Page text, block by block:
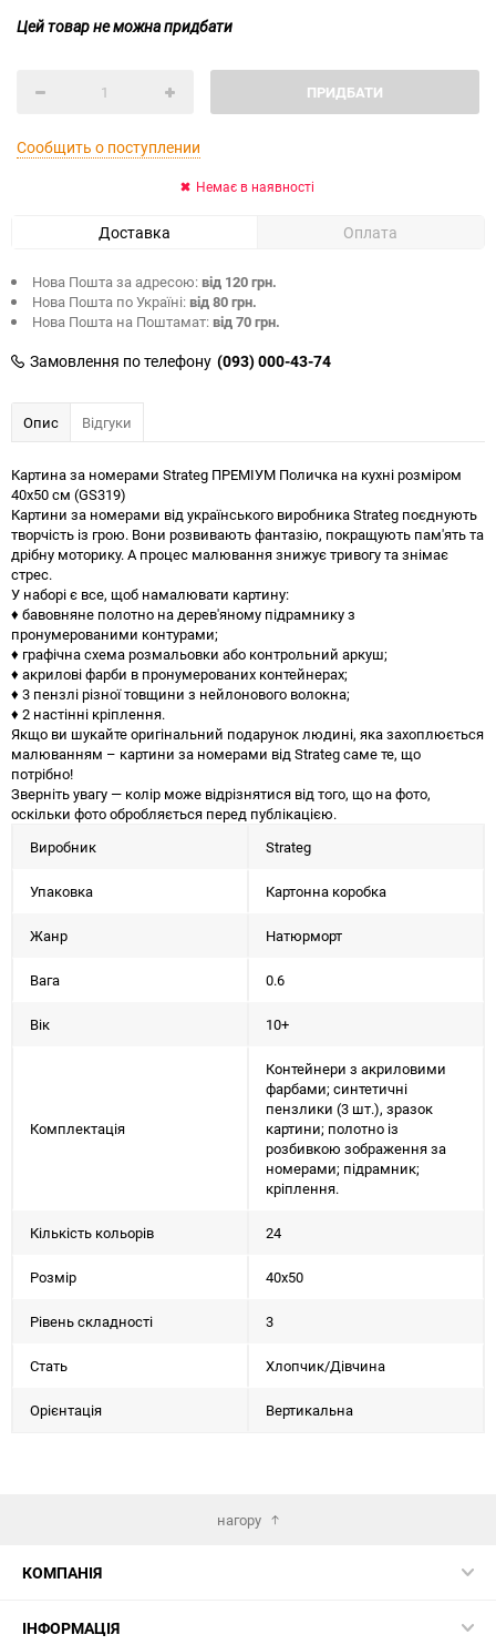
Цей товар не можна придбати
ПРИДБАТИ
Сообщить о поступлении
Немає в наявності
Доставка Оплата
Нова Пошта за адресою:від 120 грн.
Нова Пошта по Україні:від 80 грн.
Нова Пошта на Поштамат:від 70 грн.
Замовлення по телефону (093) 000-43-74
Опис Відгуки
Картина за номерами Strateg ПРЕМІУМ Поличка на кухні розміром
40х50 см (GS319)
Картини за номерами від українського виробника Strateg поєднують
творчість із грою. Вони розвивають фантазію, покращують пам'ять та
дрібну моторику. А процес малювання знижує тривогу та знімає
стрес.
У наборі є все, щоб намалювати картину:
♦ бавовняне полотно на дерев'яному підрамнику з
пронумерованими контурами;
♦ графічна схема розмальовки або контрольний аркуш;
♦ акрилові фарби в пронумерованих контейнерах;
♦ 3 пензлі різної товщини з нейлонового волокна;
♦ 2 настінні кріплення.
Якщо ви шукайте оригінальний подарунок людині, яка захоплюється
малюванням – картини за номерами від Strateg саме те, що
потрібно!
Зверніть увагу — колір може відрізнятися від того, що на фото,
оскільки фото обробляється перед публікацією.
Виробник
Strateg
Упаковка Картонна коробка
Жанр Натюрморт
Вага 0.6
Вік 10+
Комплектація
Контейнери з акриловими
фарбами; синтетичні
пензлики (3 шт.), зразок
картини; полотно із
розбивкою зображення за
номерами; підрамник;
кріплення.
Кількість кольорів 24
Розмір 40х50
Рівень складності 3
Стать Хлопчик/Дiвчина
Орієнтація Вертикальна
нагору
КОМПАНІЯ
ІНФОРМАЦІЯ